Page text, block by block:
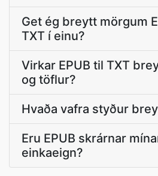
Get ég breytt mörgum
TXT í einu?
Virkar EPUB til TXT
og töflur?
Hvaða vafra styður
Eru EPUB skrárnar
einkaeign?